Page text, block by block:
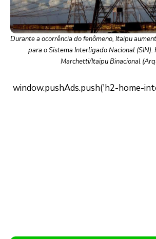
Durante a ocorrência do fenômeno, Itaipu
para o Sistema Interligado Nacional (SIN).
Marchetti/Itaipu Binacional